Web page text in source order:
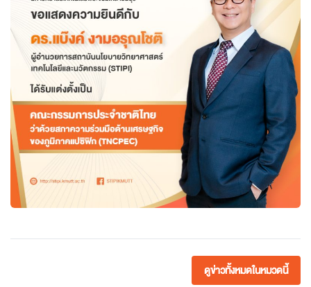
ดูข่าวทั้งหมดในหมวดนี้